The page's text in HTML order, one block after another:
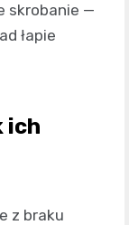
skrobanie —
łapie
ich
z braku